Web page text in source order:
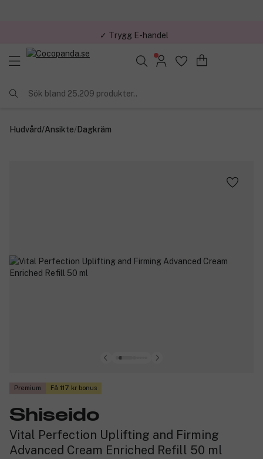
✓ Trygg E-handel
Sök bland 25.209 produkter..
Hudvård/Ansikte/Dagkräm
Premium Få 117 kr bonus
Shiseido
Vital Perfection Uplifting and Firming
Advanced Cream Enriched Refill 50 ml